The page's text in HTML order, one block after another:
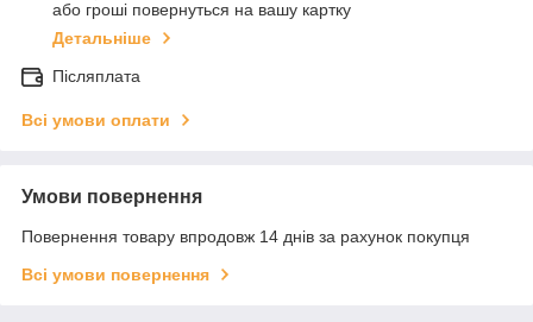
або гроші повернуться на вашу картку
Детальніше
Післяплата
Всі умови оплати
Умови повернення
Повернення товару впродовж 14 днів за рахунок покупця
Всі умови повернення